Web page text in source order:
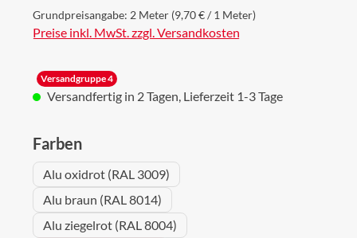
Grundpreisangabe: 2 Meter (9,70 € / 1 Meter)
Preise inkl. MwSt. zzgl. Versandkosten
Versandgruppe 4
Versandfertig in 2 Tagen, Lieferzeit 1-3 Tage
Farbenauswählen
Alu oxidrot (RAL 3009)
Alu braun (RAL 8014)
Alu ziegelrot (RAL 8004)